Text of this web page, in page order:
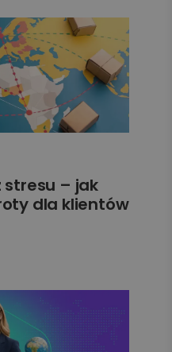
– jak
dla klientów